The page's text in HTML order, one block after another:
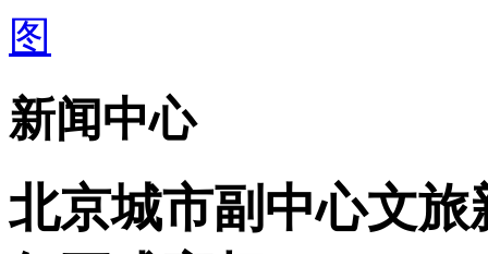
新闻中心
北京城市副中心文